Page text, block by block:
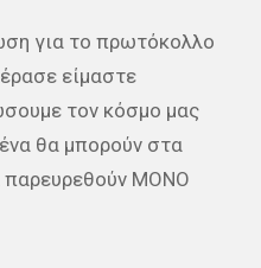
για το πρωτόκολλο
είμαστε
τον κόσμο μας
θα μπορούν στα
παρευρεθούν ΜΟΝΟ